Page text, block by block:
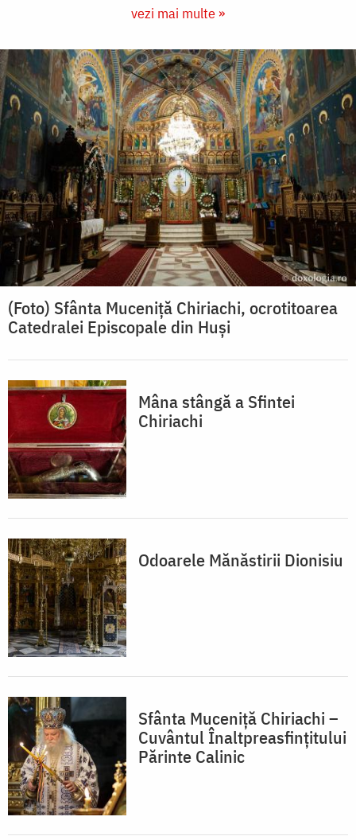
vezi mai multe »
(Foto) Sfânta Muceniță Chiriachi, ocrotitoarea
Catedralei Episcopale din Huși
Mâna stângă a Sfintei
Chiriachi
Odoarele Mănăstirii Dionisiu
Sfânta Muceniță Chiriachi –
Cuvântul Înaltpreasfințitului
Părinte Calinic